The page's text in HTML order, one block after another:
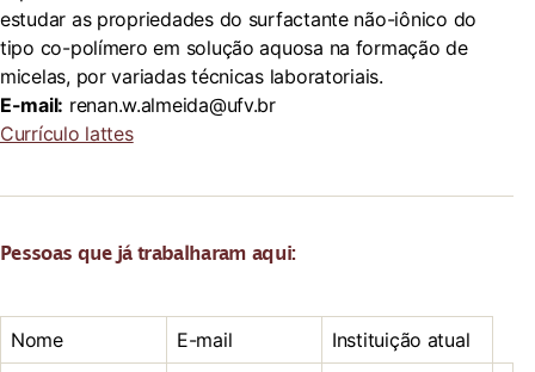
estudar as propriedades do surfactante não-iônico do
tipo co-polímero em solução aquosa na formação de
micelas, por variadas técnicas laboratoriais.
E-mail: renan.w.almeida@ufv.br
Currículo lattes
Pessoas que já trabalharam aqui:
Nome E-mail
Instituição atual